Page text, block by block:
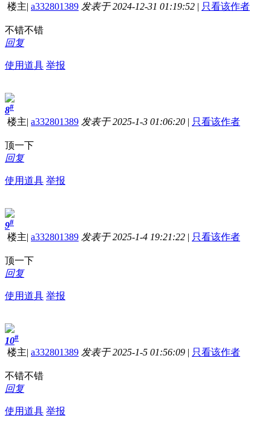
楼主| a332801389 发表于 2024-12-31 01:19:52 | 只看该作者
不错不错
回复
使用道具 举报
8#
楼主| a332801389 发表于 2025-1-3 01:06:20 | 只看该作者
顶一下
回复
使用道具 举报
9#
楼主| a332801389 发表于 2025-1-4 19:21:22 | 只看该作者
顶一下
回复
使用道具 举报
10#
楼主| a332801389 发表于 2025-1-5 01:56:09 | 只看该作者
不错不错
回复
使用道具 举报